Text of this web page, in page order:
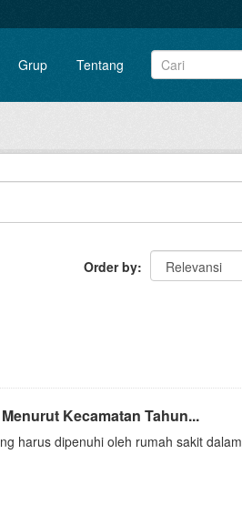
Grup Tentang
Order by
Kecamatan Tahun...
harus dipenuhi oleh rumah sakit dalam